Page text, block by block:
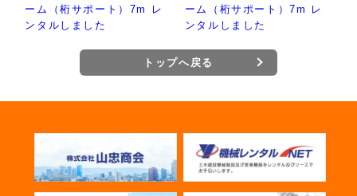
ーム（桁サポート）7m レ
ンタルしました
ーム（桁サポート）7m レ
ンタルしました
トップへ戻る